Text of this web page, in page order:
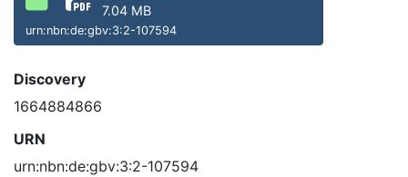
7.04 MB
urn:nbn:de:gbv:3:2-107594
Discovery
1664884866
URN
urn:nbn:de:gbv:3:2-107594